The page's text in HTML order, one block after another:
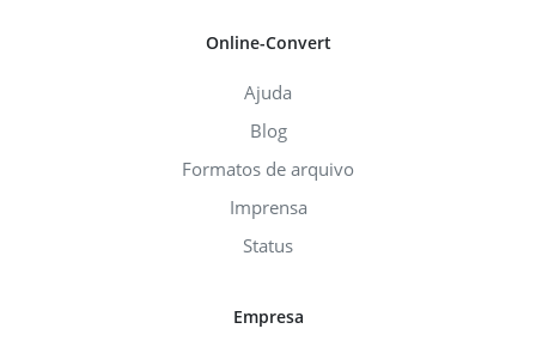
Online-Convert
Ajuda
Blog
Formatos de arquivo
Imprensa
Status
Empresa